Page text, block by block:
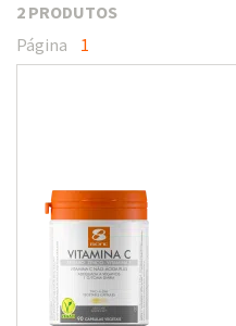
2 PRODUTOS
Página
1